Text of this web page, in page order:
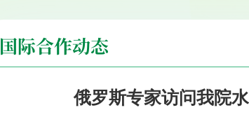
国际合作动态
俄罗斯专家访问我院